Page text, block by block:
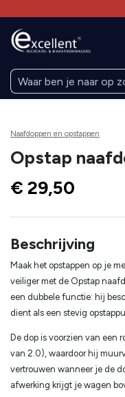
Naafdoppen en opstappen
Opstap
€ 29,50
Beschrijving
Maak het opstappen op je
veiliger met de Opstap
een dubbele functie: hij
dient als een stevig
De dop is voorzien van een
van 2.0), waardoor hij
vertrouwen wanneer je de
afwerking krijgt je wagen